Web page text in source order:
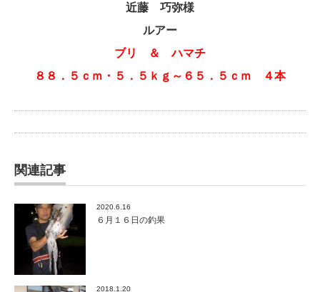
近藤 巧弥様
ルアー
ブリ ＆ ハマチ
８８．５ｃｍ・５．５ｋｇ～６５．５ｃｍ ４本
関連記事
2020.6.16
６月１６日の釣果
2018.1.20